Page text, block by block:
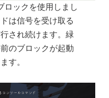
ロックを使用しまし
は信号を受け取る
され続けます。緑
のブロックが起動
す。